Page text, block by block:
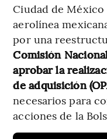
Ciudad de
aerolínea
por una
Comisión
aprobar la
de adquisición
necesarios para
acciones de la